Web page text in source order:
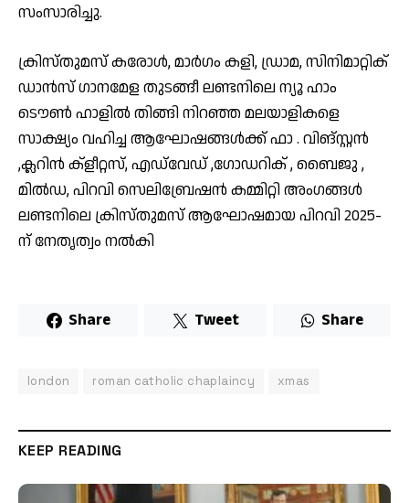
സംസാരിച്ചു.
ക്രിസ്തുമസ് കരോൾ, മാർഗം കളി, ഡ്രാമ, സിനിമാറ്റിക്
ഡാൻസ് ഗാനമേള തുടങ്ങീ ലണ്ടനിലെ ന്യൂ ഹാം
ടൌൺ ഹാളിൽ തിങ്ങി നിറഞ്ഞ മലയാളികളെ
സാക്ഷ്യം വഹിച്ച ആഘോഷങ്ങൾക്ക് ഫാ . വിങ്സ്റ്റൻ
,ക്ലറിൻ ക്‌ളീറ്റസ്, എഡ്‌വേഡ്‌ ,ഗോഡറിക് , ബൈജു ,
മിൽഡ, പിറവി സെലിബ്രേഷൻ കമ്മിറ്റി അംഗങ്ങൾ
ലണ്ടനിലെ ക്രിസ്തുമസ് ആഘോഷമായ പിറവി 2025-
ന് നേതൃത്വം നൽകി
Share Tweet Share
london roman catholic chaplaincy xmas
KEEP READING